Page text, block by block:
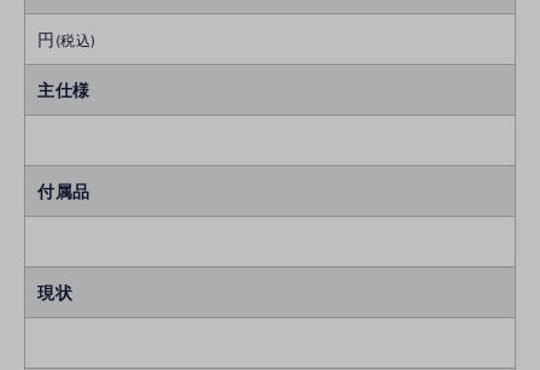
円 (税込)
主仕様
付属品
現状